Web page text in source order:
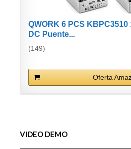
QWORK 6 PCS KBPC3510
DC Puente...
(149)
Oferta
VIDEO DEMO